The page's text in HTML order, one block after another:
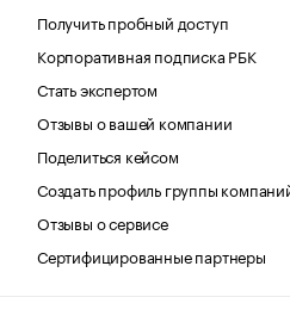
Получить пробный доступ
Корпоративная подписка РБК
Стать экспертом
Отзывы о вашей компании
Поделиться кейсом
Создать профиль группы
Отзывы о сервисе
Сертифицированные партнеры